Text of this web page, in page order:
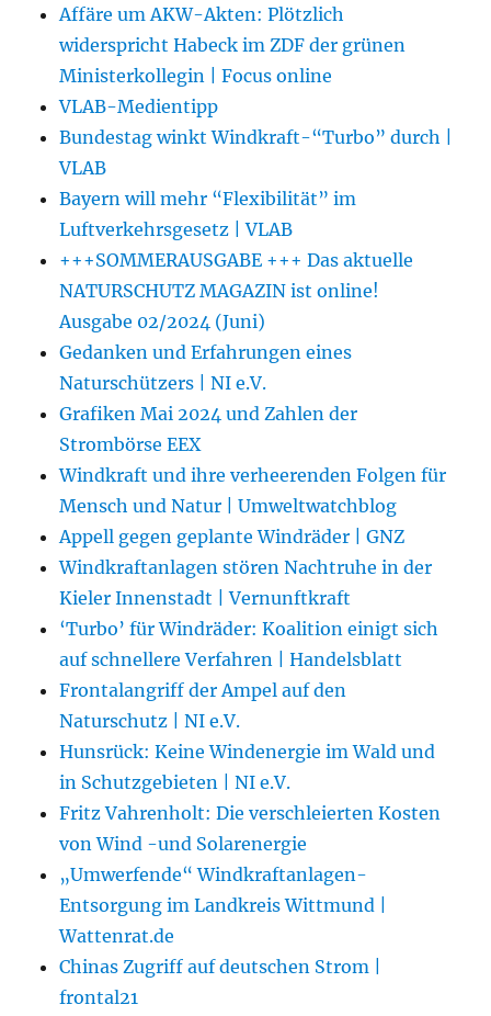
Affäre um AKW-Akten: Plötzlich
widerspricht Habeck im ZDF der grünen
Ministerkollegin | Focus online
VLAB-Medientipp
Bundestag winkt Windkraft-“Turbo” durch |
VLAB
Bayern will mehr “Flexibilität” im
Luftverkehrsgesetz | VLAB
+++SOMMERAUSGABE +++ Das aktuelle
NATURSCHUTZ MAGAZIN ist online!
Ausgabe 02/2024 (Juni)
Gedanken und Erfahrungen eines
Naturschützers | NI e.V.
Grafiken Mai 2024 und Zahlen der
Strombörse EEX
Windkraft und ihre verheerenden Folgen für
Mensch und Natur | Umweltwatchblog
Appell gegen geplante Windräder | GNZ
Windkraftanlagen stören Nachtruhe in der
Kieler Innenstadt | Vernunftkraft
‘Turbo’ für Windräder: Koalition einigt sich
auf schnellere Verfahren | Handelsblatt
Frontalangriff der Ampel auf den
Naturschutz | NI e.V.
Hunsrück: Keine Windenergie im Wald und
in Schutzgebieten | NI e.V.
Fritz Vahrenholt: Die verschleierten Kosten
von Wind -und Solarenergie
„Umwerfende“ Windkraftanlagen-
Entsorgung im Landkreis Wittmund |
Wattenrat.de
Chinas Zugriff auf deutschen Strom |
frontal21